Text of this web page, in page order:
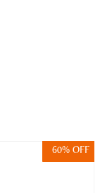
60% OFF